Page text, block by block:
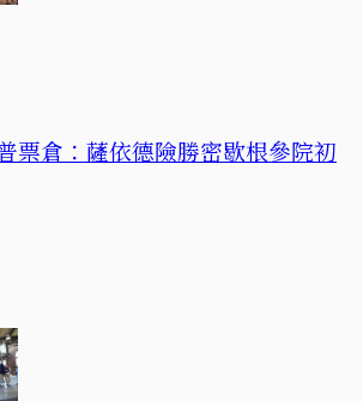
票倉：薩依德險勝密歇根參院初